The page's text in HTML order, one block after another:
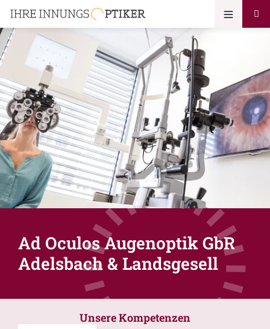
Ad Oculos Augenoptik GbR
Adelsbach & Landsgesell
Unsere Kompetenzen